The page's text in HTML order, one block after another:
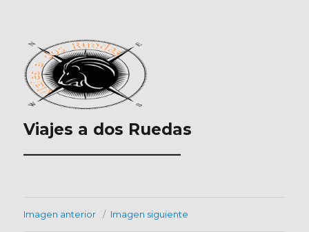
Viajes a dos Ruedas
___________________
Imagen anterior Imagen siguiente